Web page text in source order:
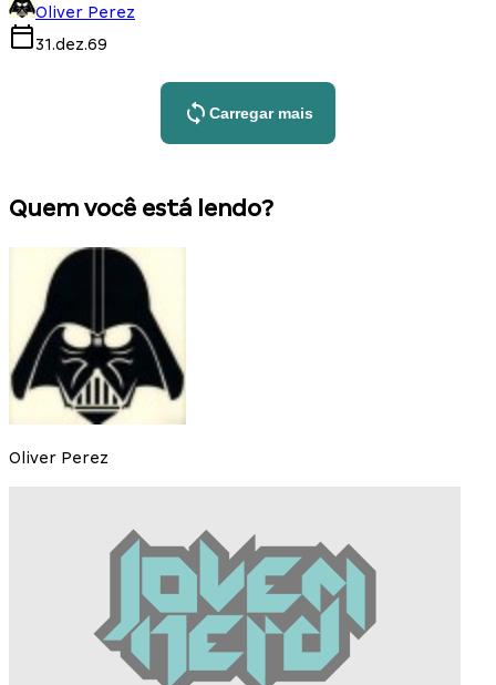
Oliver Perez
31.dez.69
Carregar mais
Quem você está lendo?
Oliver Perez